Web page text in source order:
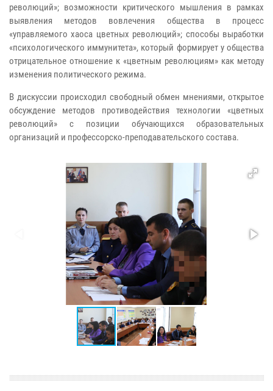
революций»; возможности критического мышления в рамках
выявления методов вовлечения общества в процесс
«управляемого хаоса цветных революций»; способы выработки
«психологического иммунитета», который формирует у общества
отрицательное отношение к «цветным революциям» как методу
изменения политического режима.
В дискуссии происходил свободный обмен мнениями, открытое
обсуждение методов противодействия технологии «цветных
революций» с позиции обучающихся образовательных
организаций и профессорско-преподавательского состава.